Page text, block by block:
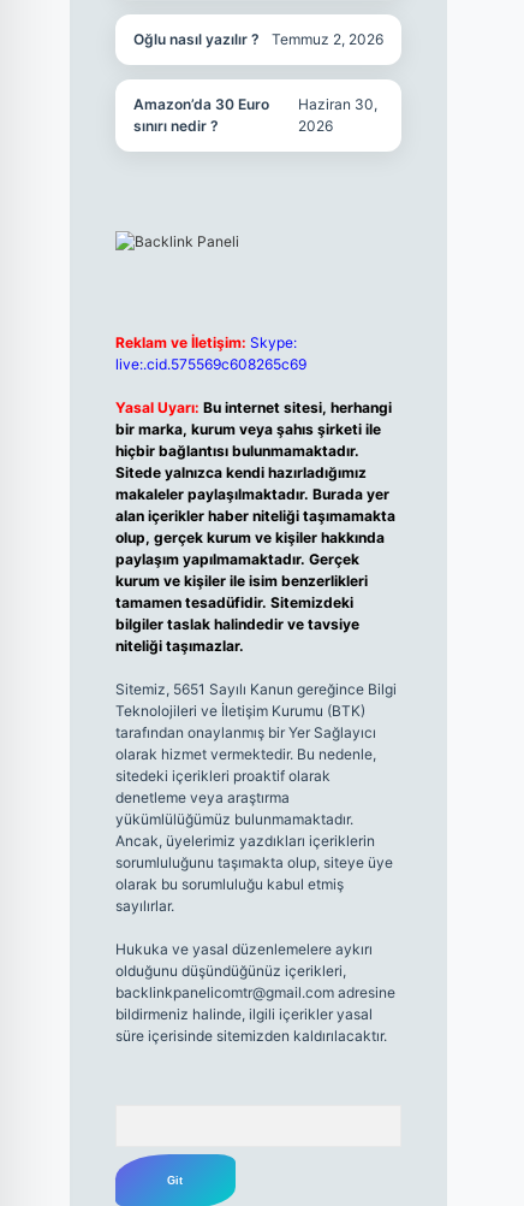
Oğlu nasıl yazılır ? Temmuz 2, 2026
Amazon’da 30 Euro
sınırı nedir ?
Haziran 30,
2026
Reklam ve İletişim: Skype:
live:.cid.575569c608265c69
Yasal Uyarı: Bu internet sitesi, herhangi
bir marka, kurum veya şahıs şirketi ile
hiçbir bağlantısı bulunmamaktadır.
Sitede yalnızca kendi hazırladığımız
makaleler paylaşılmaktadır. Burada yer
alan içerikler haber niteliği taşımamakta
olup, gerçek kurum ve kişiler hakkında
paylaşım yapılmamaktadır. Gerçek
kurum ve kişiler ile isim benzerlikleri
tamamen tesadüfidir. Sitemizdeki
bilgiler taslak halindedir ve tavsiye
niteliği taşımazlar.
Sitemiz, 5651 Sayılı Kanun gereğince Bilgi
Teknolojileri ve İletişim Kurumu (BTK)
tarafından onaylanmış bir Yer Sağlayıcı
olarak hizmet vermektedir. Bu nedenle,
sitedeki içerikleri proaktif olarak
denetleme veya araştırma
yükümlülüğümüz bulunmamaktadır.
Ancak, üyelerimiz yazdıkları içeriklerin
sorumluluğunu taşımakta olup, siteye üye
olarak bu sorumluluğu kabul etmiş
sayılırlar.
Hukuka ve yasal düzenlemelere aykırı
olduğunu düşündüğünüz içerikleri,
backlinkpanelicomtr@gmail.comadresine
bildirmeniz halinde, ilgili içerikler yasal
süre içerisinde sitemizden kaldırılacaktır.